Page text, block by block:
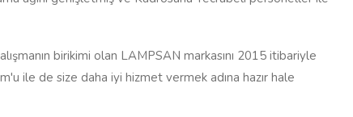
birikimi olan LAMPSAN markasını 2015 itibariyle
ile de size daha iyi hizmet vermek adına hazır hale